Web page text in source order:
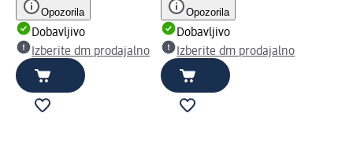
Opozorila
Dobavljivo
Izberite dm prodajalno
Opozorila
Dobavljivo
Izberite dm prodajalno